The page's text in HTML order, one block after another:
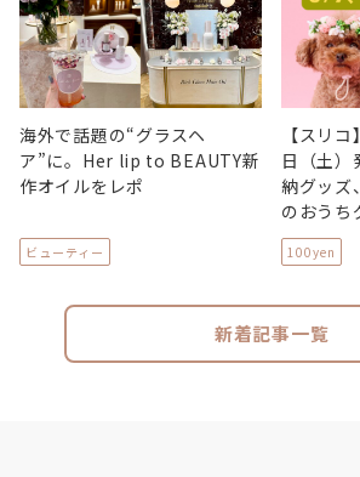
海外で話題の“グラスヘ
ア”に。Her lip to BEAUTY新
作オイルをレポ
ビューティー
【スリ
日（土）
納グッズ
のおうち
100yen
新着記事一覧